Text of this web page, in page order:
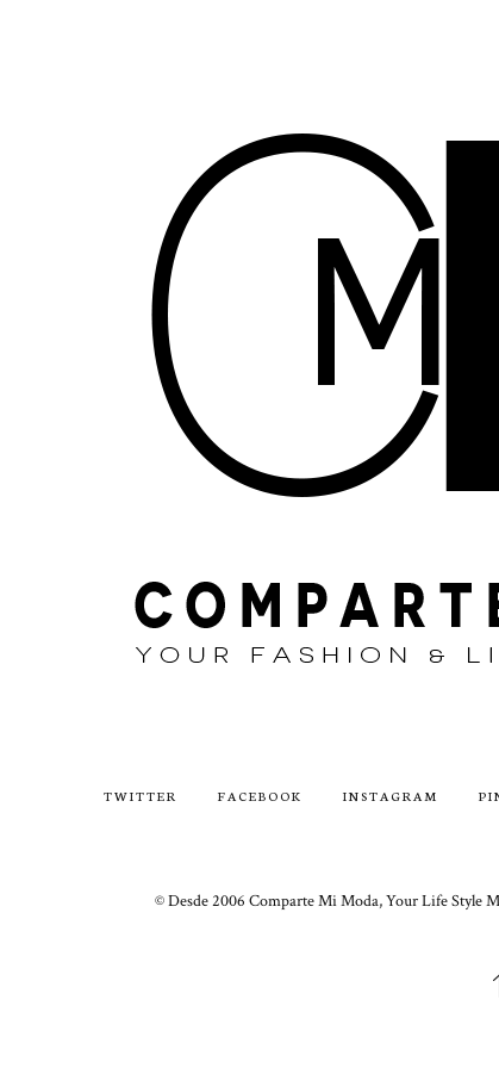
TWITTER FACEBOOK INSTAGRAM
© Desde 2006 Comparte Mi Moda, Your Life Style